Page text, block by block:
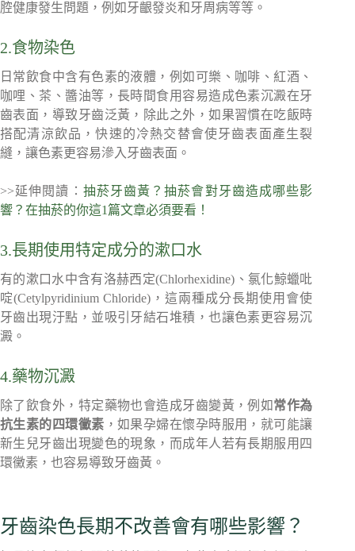
腔健康發生問題，例如牙齦發炎和牙周病等等。
2.食物染色
日常飲食中含有色素的液體，例如可樂、咖啡、紅酒、
咖哩、茶、醬油等，長時間食用容易造成色素沉澱在牙
齒表面，導致牙齒泛黃，除此之外，如果習慣在吃飯時
搭配清涼飲品，快速的冷熱交替會使牙齒表面產生裂
縫，讓色素更容易滲入牙齒表面。
>>延伸閱讀： 抽菸牙齒黃？抽菸會對牙齒造成哪些影
響？在抽菸的你這1篇文章必須要看！
3.長期使用特定成分的漱口水
有的漱口水中含有洛赫西定(Chlorhexidine)、氯化鯨蠟吡
啶(Cetylpyridinium Chloride)，這兩種成分長期使用會使
牙齒出現汙點，並吸引牙結石堆積，也讓色素更容易沉
澱。
4.藥物沉澱
除了飲食外，特定藥物也會造成牙齒變黃，例如常作為
抗生素的四環黴素 ，如果孕婦在懷孕時服用，就可能讓
新生兒牙齒出現變色的現象，而成年人若有長期服用四
環黴素，也容易導致牙齒黃。
牙齒染色長期不改善會有哪些影響？